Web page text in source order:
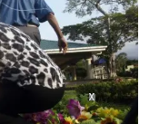
X
X
X